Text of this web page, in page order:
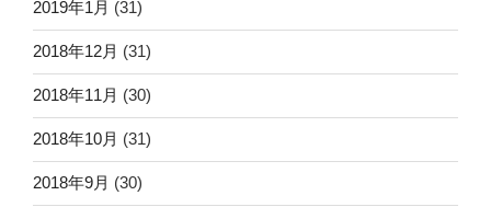
2019年1月 (31)
2018年12月 (31)
2018年11月 (30)
2018年10月 (31)
2018年9月 (30)